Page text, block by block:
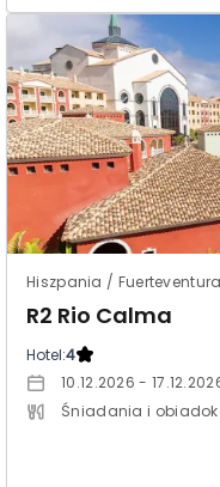
Hiszpania /
R2 Rio Calma
Hotel:4
10.12.2026 -
Śniadania i